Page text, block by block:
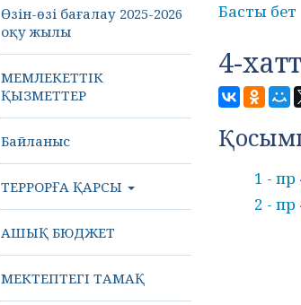
Өзін-өзі бағалау 2025-2026
оқу жылы
МЕМЛЕКЕТТІК
ҚЫЗМЕТТЕР
Байланыс
ТЕРРОРҒА ҚАРСЫ
АШЫҚ БЮДЖЕТ
МЕКТЕПТЕГІ ТАМАҚ
Басты бет
4-
1 - пр
2 - пр